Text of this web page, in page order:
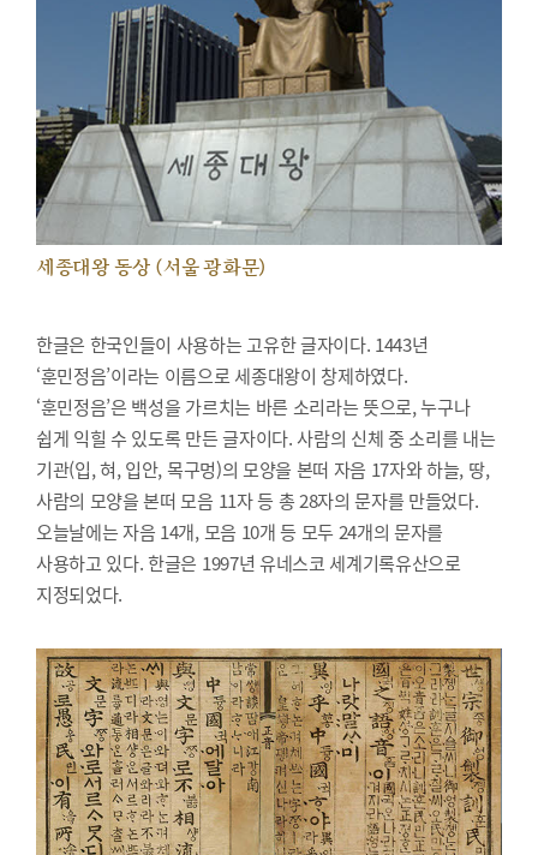
세종대왕 동상 (서울 광화문)
한글은 한국인들이 사용하는 고유한 글자이다. 1443년
‘훈민정음’이라는 이름으로 세종대왕이 창제하였다.
‘훈민정음’은 백성을 가르치는 바른 소리라는 뜻으로, 누구나
쉽게 익힐 수 있도록 만든 글자이다. 사람의 신체 중 소리를 내는
기관(입, 혀, 입안, 목구멍)의 모양을 본떠 자음 17자와 하늘, 땅,
사람의 모양을 본떠 모음 11자 등 총 28자의 문자를 만들었다.
오늘날에는 자음 14개, 모음 10개 등 모두 24개의 문자를
사용하고 있다. 한글은 1997년 유네스코 세계기록유산으로
지정되었다.